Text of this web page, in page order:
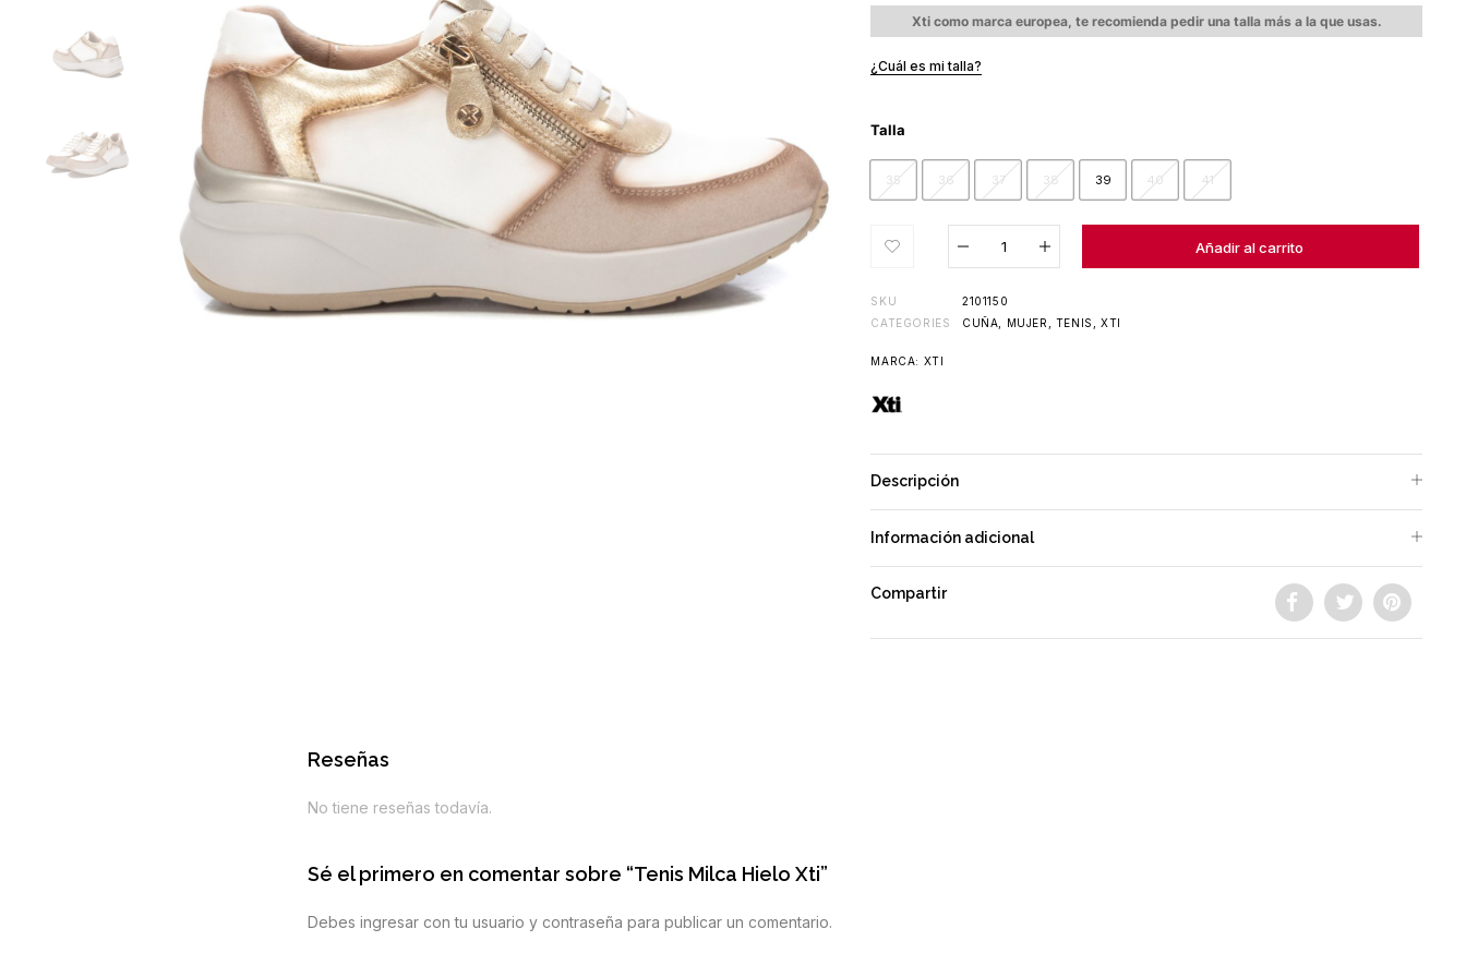
Xti como marca europea, te recomienda pedir una talla más a la que usas.
¿Cuál es mi talla?
35 36 37 38 39 40 41
Talla
Añadir al carrito
Añadido al carrito
SKU
2101150
CATEGORIES
CUÑA MUJER TENIS ,XTI
MARCA: XTI
Descripción
Información adicional
Compartir
Reseñas
No tiene reseñas todavía.
Sé el primero en comentar sobre “Tenis Milca Hielo Xti”
Debes ingresar con tu usuario y contraseña para publicar un comentario.